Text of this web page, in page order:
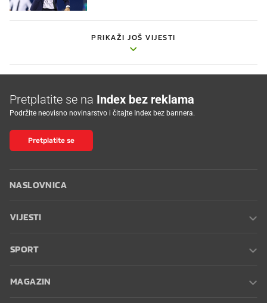
PRIKAŽI JOŠ VIJESTI
Pretplatite se na Index bez reklama
Podržite neovisno novinarstvo i čitajte Index bez bannera.
Pretplatite se
NASLOVNICA
VIJESTI
SPORT
MAGAZIN